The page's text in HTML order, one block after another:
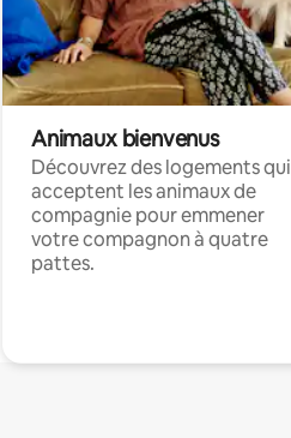
Animaux bienvenus
Découvrez des logements qui
acceptent les animaux de
compagnie pour emmener
votre compagnon à quatre
pattes.